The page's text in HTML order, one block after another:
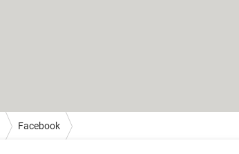
Facebook